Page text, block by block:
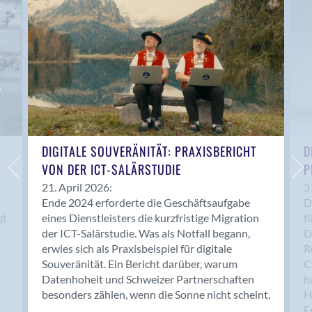
Anwil
Appenzell
Au SG
Baar
Baden
Balsthal
Balzers
Basel
Bassersdorf
Belp
Bendern
Benken (SG)
Bergdietikon
Berlin
Bern
Bern - Liebefeld
DIGITALE SOUVERÄNITÄT: PRAXISBERICHT
VON DER ICT-SALÄRSTUDIE
21. April 2026:
Ende 2024 erforderte die Geschäftsaufgabe
eines Dienstleisters die kurzfristige Migration
der ICT-Salärstudie. Was als Notfall begann,
erwies sich als Praxisbeispiel für digitale
Souveränität. Ein Bericht darüber, warum
Datenhoheit und Schweizer Partnerschaften
besonders zählen, wenn die Sonne nicht scheint.